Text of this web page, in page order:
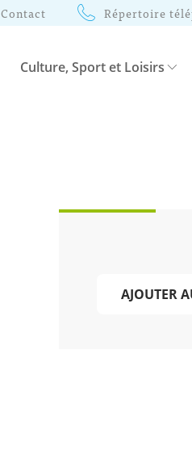
Contact Répertoire
Culture, Sport et Loisirs
AJOUTER